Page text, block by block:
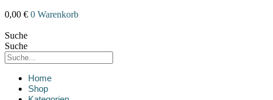
0,00 € 0 Warenkorb
Suche
Suche
Home
Shop